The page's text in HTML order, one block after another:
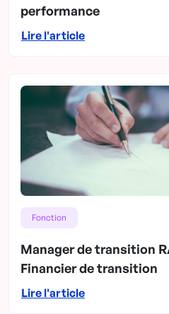
performance
Lire l'article
Fonction
Manager de transition
Financier de transition
Lire l'article